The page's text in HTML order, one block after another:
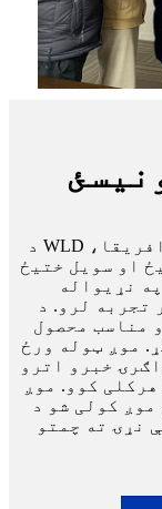
د WLD طبي محصولات په عمده توګه اروپا، افریقا،
او سویل ختیځ
نړیواله
تجربه لرو. د
مناسب محصول
موږ ټوله ورځ
سوداګرۍ خبرو اترو
کوو. موږ
کولی شو د
نړۍ ته چمتو